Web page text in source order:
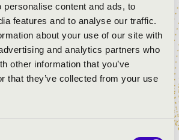
personalise content and ads, to
features and to analyse our traffic.
about your use of our site with
and analytics partners who
other information that you’ve
that they’ve collected from your use
Sancti Leopoldi - Kyrie
Sancti Leopoldi - Gloria
Regnum mundi - Zsoltár
Haec es dies - Alleluja
Sancti Leopoldi - Credo
O sacrum convivium
Sancti Leopoldi - Sanctus